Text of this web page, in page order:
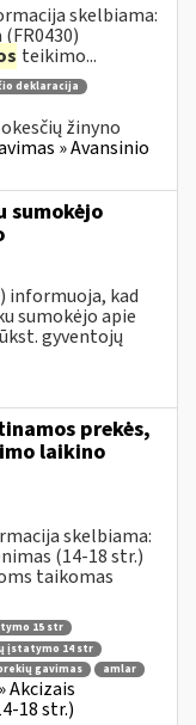
skelbiama:
teikimo...
deklaracija
žinyno
» Avansinio
sumokėjo
informuoja, kad
sumokėjo apie
gyventojų
prekės,
laikino
skelbiama:
(14-18 str.)
taikomas
15 str
įstatymo 14 str
gavimas amlar
Akcizais
18 str.)